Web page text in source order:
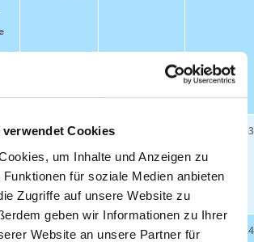
verwendet Cookies
um Inhalte und Anzeigen zu
für soziale Medien anbieten
Zugriffe auf unsere Website zu
geben wir Informationen zu Ihrer
Website an unsere Partner für
24.2 km
25.6 km 25